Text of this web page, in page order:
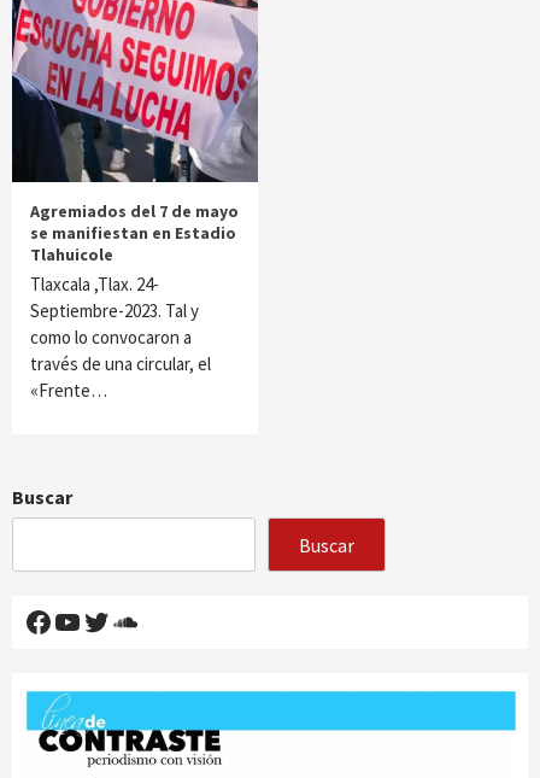
Agremiados del 7 de mayo
se manifiestan en Estadio
Tlahuicole
Tlaxcala ,Tlax. 24-
Septiembre-2023. Tal y
como lo convocaron a
través de una circular, el
«Frente…
Buscar
Buscar
Facebook
YouTube
Twitter
SoundCloud